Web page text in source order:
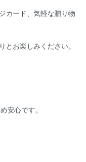
カード、気軽な贈り物
とお楽しみください。
安心です。